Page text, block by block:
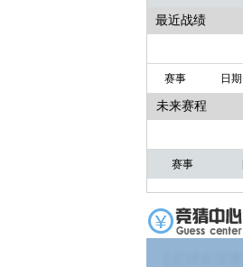
最近战绩
赛事 日期
未来赛程
赛事